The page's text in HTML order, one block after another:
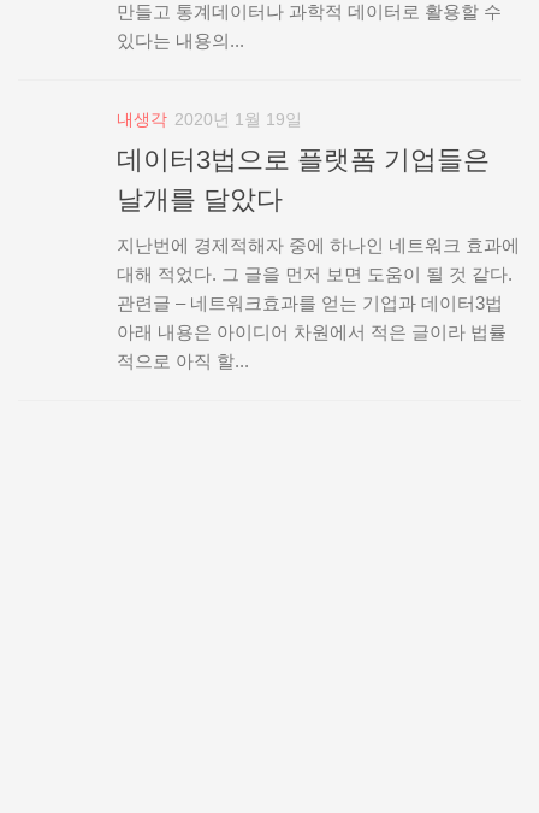
만들고 통계데이터나 과학적 데이터로 활용할 수
있다는 내용의...
내생각 2020년 1월 19일
데이터3법으로 플랫폼 기업들은
날개를 달았다
지난번에 경제적해자 중에 하나인 네트워크 효과에
대해 적었다. 그 글을 먼저 보면 도움이 될 것 같다.
관련글 – 네트워크효과를 얻는 기업과 데이터3법
아래 내용은 아이디어 차원에서 적은 글이라 법률
적으로 아직 할...